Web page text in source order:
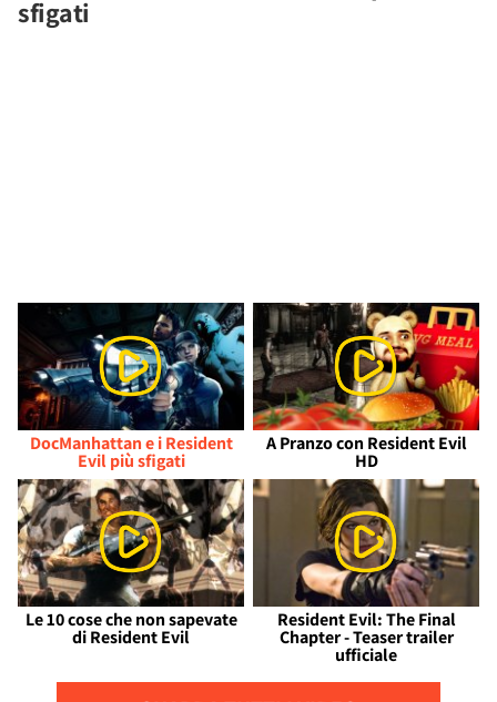
sfigati
DocManhattan e i Resident
Evil più sfigati
A Pranzo con Resident Evil
HD
Le 10 cose che non sapevate
di Resident Evil
Resident Evil: The Final
Chapter - Teaser trailer
ufficiale